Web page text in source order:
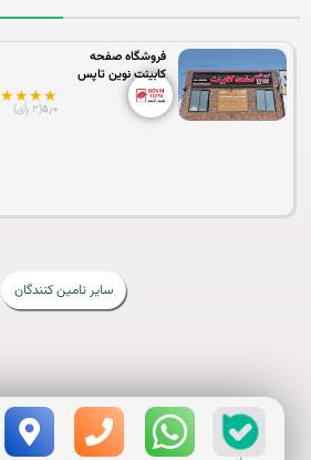
فروشگاه صفحه
کابینت نوین تاپس
★★★
سایر تامین کنندگان